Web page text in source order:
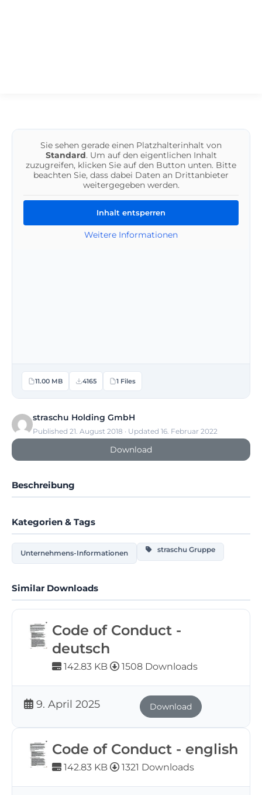
Sie sehen gerade einen Platzhalterinhalt von
Standard. Um auf den eigentlichen Inhalt
zuzugreifen, klicken Sie auf den Button unten. Bitte
beachten Sie, dass dabei Daten an Drittanbieter
weitergegeben werden.
Inhalt entsperren
Weitere Informationen
11.00 MB 4165 1 Files
straschu Holding GmbH
Published 21. August 2018 · Updated 16. Februar 2022
Download
Beschreibung
Kategorien & Tags
Unternehmens-Informationen straschu Gruppe
Similar Downloads
Code of Conduct -
deutsch
142.83 KB 1508 Downloads
9. April 2025 Download
Code of Conduct - english
142.83 KB 1321 Downloads